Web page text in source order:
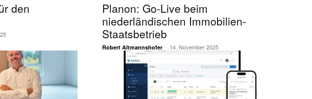
den
Planon: Go-Live beim
niederländischen Immobilien-
Staatsbetrieb
Robert Altmannshofer - 14. November 2025